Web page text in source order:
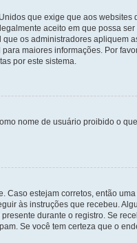
que exige que aos
aceito em que possa
os administradores
maiores informações. Por
por este sistema.
nome de usuário proibido o
estejam corretos, então
às instruções que recebeu.
durante o registro. Se
Se você tem certeza que o